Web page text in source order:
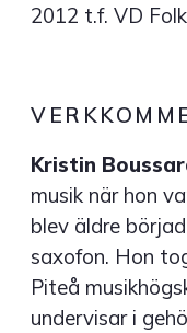
2012 t.f. VD
Kristin
musik när hon
blev äldre
saxofon. Hon
Piteå
undervisar i